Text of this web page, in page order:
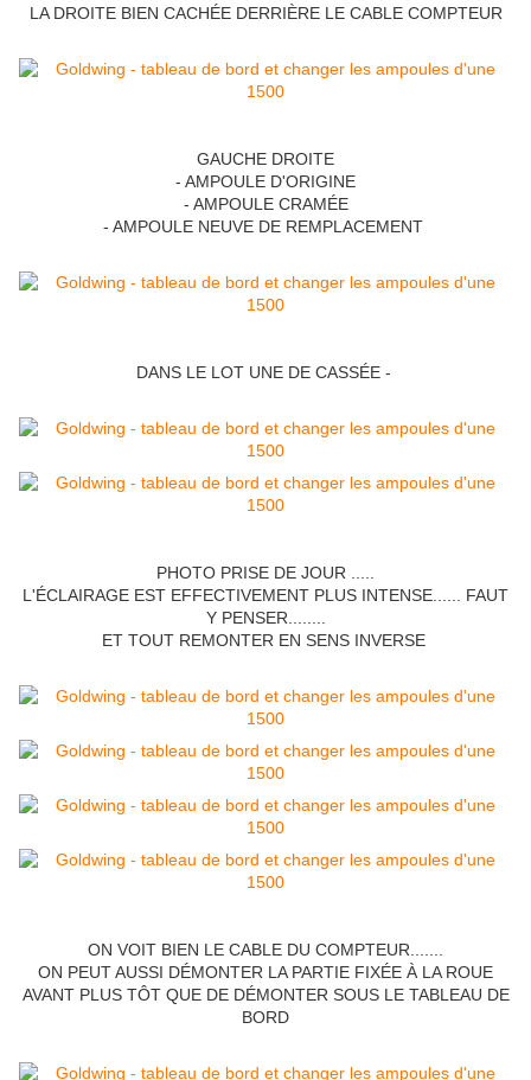
LA DROITE BIEN CACHÉE DERRIÈRE LE CABLE COMPTEUR
GAUCHE DROITE
- AMPOULE D'ORIGINE
- AMPOULE CRAMÉE
- AMPOULE NEUVE DE REMPLACEMENT
DANS LE LOT UNE DE CASSÉE -
PHOTO PRISE DE JOUR .....
L'ÉCLAIRAGE EST EFFECTIVEMENT PLUS INTENSE...... FAUT
Y PENSER........
ET TOUT REMONTER EN SENS INVERSE
ON VOIT BIEN LE CABLE DU COMPTEUR.......
ON PEUT AUSSI DÉMONTER LA PARTIE FIXÉE À LA ROUE
AVANT PLUS TÔT QUE DE DÉMONTER SOUS LE TABLEAU DE
BORD